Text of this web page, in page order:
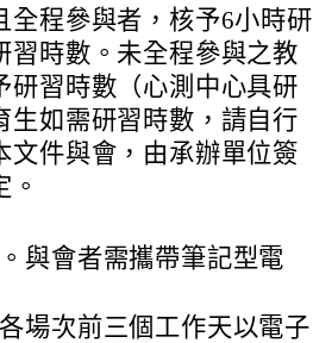
全程參與者，核予6小時研
習時數。未全程參與之教
研習時數（心測中心具研
生如需研習時數，請自行
文件與會，由承辦單位簽
與會者需攜帶筆記型電
場次前三個工作天以電子